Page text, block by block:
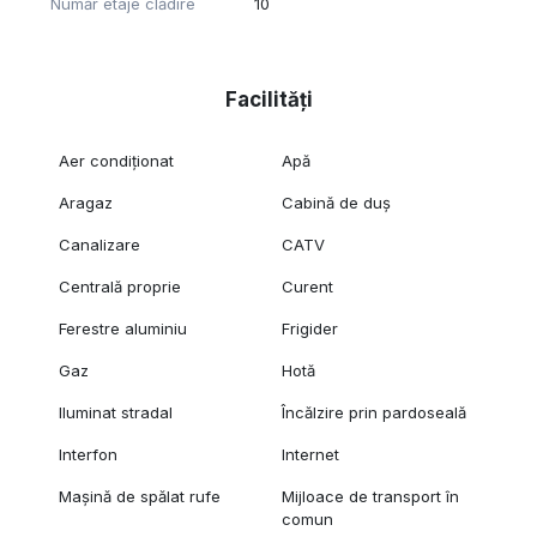
Facilități
Aer condiționat Apă
Aragaz Cabină de duș
Canalizare CATV
Centrală proprie Curent
Ferestre aluminiu Frigider
Gaz Hotă
Iluminat stradal Încălzire prin pardoseală
Interfon Internet
Mașină de spălat rufe
Mijloace de transport în
comun